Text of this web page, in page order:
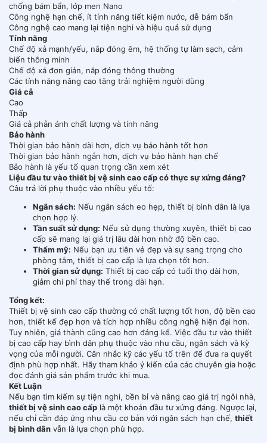
chống bám bẩn, lớp men Nano
Công nghệ hạn chế, ít tính năng tiết kiệm nước, dễ bám bẩn
Công nghệ cao mang lại tiện nghi và hiệu quả sử dụng
Tính năng
Chế độ xả mạnh/yếu, nắp đóng êm, hệ thống tự làm sạch, cảm
biến thông minh
Chế độ xả đơn giản, nắp đóng thông thường
Các tính năng nâng cao tăng trải nghiệm người dùng
Giá cả
Cao
Thấp
Giá cả phản ánh chất lượng và tính năng
Bảo hành
Thời gian bảo hành dài hơn, dịch vụ bảo hành tốt hơn
Thời gian bảo hành ngắn hơn, dịch vụ bảo hành hạn chế
Bảo hành là yếu tố quan trọng cần xem xét
Liệu đầu tư vào thiết bị vệ sinh cao cấp có thực sự xứng đáng?
Câu trả lời phụ thuộc vào nhiều yếu tố:
Ngân sách: Nếu ngân sách eo hẹp, thiết bị bình dân là lựa
chọn hợp lý.
Tần suất sử dụng: Nếu sử dụng thường xuyên, thiết bị cao
cấp sẽ mang lại giá trị lâu dài hơn nhờ độ bền cao.
Thẩm mỹ: Nếu bạn ưu tiên vẻ đẹp và sự sang trọng cho
phòng tắm, thiết bị cao cấp là lựa chọn tốt hơn.
Thời gian sử dụng: Thiết bị cao cấp có tuổi thọ dài hơn,
giảm chi phí thay thế trong dài hạn.
Tổng kết:
Thiết bị vệ sinh cao cấp thường có chất lượng tốt hơn, độ bền cao
hơn, thiết kế đẹp hơn và tích hợp nhiều công nghệ hiện đại hơn.
Tuy nhiên, giá thành cũng cao hơn đáng kể. Việc đầu tư vào thiết
bị cao cấp hay bình dân phụ thuộc vào nhu cầu, ngân sách và kỳ
vọng của mỗi người. Cân nhắc kỹ các yếu tố trên để đưa ra quyết
định phù hợp nhất. Hãy tham khảo ý kiến của các chuyên gia hoặc
đọc đánh giá sản phẩm trước khi mua.
Kết Luận
Nếu bạn tìm kiếm sự tiện nghi, bền bỉ và nâng cao giá trị ngôi nhà,
thiết bị vệ sinh cao cấp là một khoản đầu tư xứng đáng. Ngược lại,
nếu chỉ cần đáp ứng nhu cầu cơ bản với ngân sách hạn chế, thiết
bị bình dân vẫn là lựa chọn phù hợp.